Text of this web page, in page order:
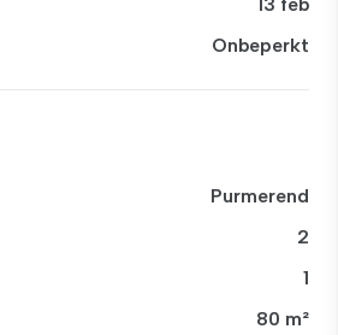
Onbeperkt
Purmerend
2
1
80 m²